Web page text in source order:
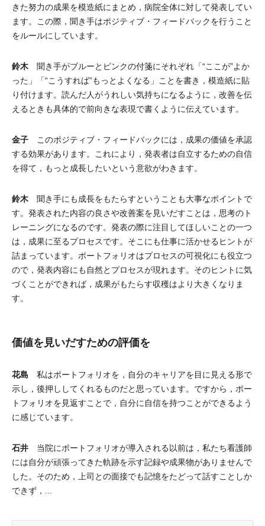
きた努力の成果を模造紙にまとめ，病院全体に対して発表してい
ます。この際，聞き手はポジティブ・フィードバックを行うこと
をルールにしています。
鈴木 聞き手がブルーとピンクの付箋にそれぞれ「“ここが”よか
った」「“こうすれば”もっとよくなる」ことを書き，模造紙に貼
り付けます。読んだ人がうれしい気持ちになるように，改善を伝
えるときも具体的で前向きな表現で書くように伝えています。
金子 このポジティブ・フィードバックには，成果の価値を承認
する効果があります。これにより，発表者は自立するための自信
を得て，もっと成長したいという意欲がわきます。
鈴木 聞き手にも成長をもたらすということも大事なポイントで
す。発表された内容の良さや改善案を見いだすことは，思考のト
レーニングになるのです。発表の際に注目してほしいことの一つ
は，成果に至るプロセスです。そこにも仕事に活かせるヒントが
詰まっています。ポートフォリオはプロセスの可視化にも役立つ
ので，発表内容にも自然とプロセスが現れます。そのヒントに気
づくことができれば，成果がもたらす収穫はより大きくなりま
す。
価値を見いだすための評価を
花島 私はポートフォリオを，自分のキャリアを目に見える形で
示し，後押ししてくれるものだと思っています。ですから，ポー
トフォリオを見返すことで，自分に自信を持つことができるよう
に感じています。
石井 当院にポートフォリオが導入される以前は，私たち看護師
には自分が頑張ってきた軌跡を示す記録や成果物がありませんで
した。そのため，上司との面接でも記憶をたどって話すことしか
できず，...